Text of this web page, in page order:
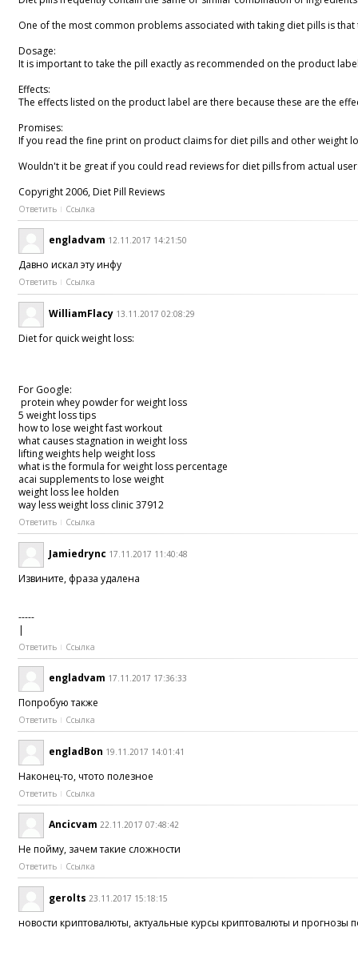
One of the most common problems associated with taking diet pills is
Dosage:
It is important to take the pill exactly as recommended on the product
Effects:
The effects listed on the product label are there because these are the
Promises:
If you read the fine print on product claims for diet pills and other weight
Wouldn't it be great if you could read reviews for diet pills from actual
Copyright 2006, Diet Pill Reviews
Ответить Ссылка
engladvam 12.11.2017 14:21:50
Давно искал эту инфу
Ответить Ссылка
WilliamFlacy 13.11.2017 02:08:29
Diet for quick weight loss:
For Google:
protein whey powder for weight loss
5 weight loss tips
how to lose weight fast workout
what causes stagnation in weight loss
lifting weights help weight loss
what is the formula for weight loss percentage
acai supplements to lose weight
weight loss lee holden
way less weight loss clinic 37912
Ответить Ссылка
Jamiedrync 17.11.2017 11:40:48
Извините, фраза удалена
-----
|
Ответить Ссылка
engladvam 17.11.2017 17:36:33
Попробую также
Ответить Ссылка
engladBon 19.11.2017 14:01:41
Наконец-то, чтото полезное
Ответить Ссылка
Ancicvam 22.11.2017 07:48:42
Не пойму, зачем такие сложности
Ответить Ссылка
gerolts 23.11.2017 15:18:15
новости криптовалюты, актуальные курсы криптовалюты и прогнозы